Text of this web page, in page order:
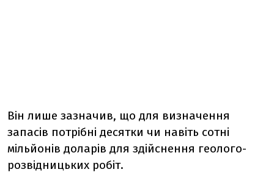
Він лише зазначив, що для визначення
запасів потрібні десятки чи навіть сотні
мільйонів доларів для здійснення геолого-
розвідницьких робіт.